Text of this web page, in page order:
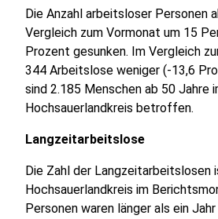
Die Anzahl arbeitsloser Personen
Vergleich zum Vormonat um 15
Prozent gesunken. Im Vergleich
344 Arbeitslose weniger (-13,6
sind 2.185 Menschen ab 50 Jahre
Hochsauerlandkreis betroffen.
Langzeitarbeitslose
Die Zahl der Langzeitarbeitslosen
Hochsauerlandkreis im
Personen waren länger als ein